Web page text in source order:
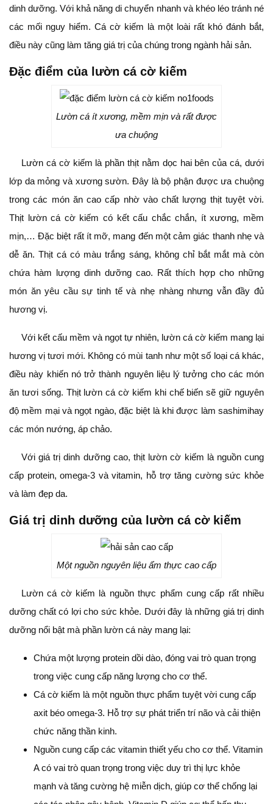
dinh dưỡng. Với khả năng di chuyển nhanh và khéo léo tránh né
các mối nguy hiểm. Cá cờ kiếm là một loài rất khó đánh bắt,
điều này cũng làm tăng giá trị của chúng trong ngành hải sản.
Đặc điểm của lườn cá cờ kiếm
Lườn cá ít xương, mềm mịn và rất được
ưa chuộng
Lườn cá cờ kiếm là phần thịt nằm dọc hai bên của cá, dưới
lớp da mỏng và xương sườn. Đây là bộ phận được ưa chuộng
trong các món ăn cao cấp nhờ vào chất lượng thịt tuyệt vời.
Thịt lườn cá cờ kiếm có kết cấu chắc chắn, ít xương, mềm
mịn,… Đặc biệt rất ít mỡ, mang đến một cảm giác thanh nhẹ và
dễ ăn. Thịt cá có màu trắng sáng, không chỉ bắt mắt mà còn
chứa hàm lượng dinh dưỡng cao. Rất thích hợp cho những
món ăn yêu cầu sự tinh tế và nhẹ nhàng nhưng vẫn đầy đủ
hương vị.
Với kết cấu mềm và ngọt tự nhiên, lườn cá cờ kiếm mang lại
hương vị tươi mới. Không có mùi tanh như một số loại cá khác,
điều này khiến nó trở thành nguyên liệu lý tưởng cho các món
ăn tươi sống. Thịt lườn cá cờ kiếm khi chế biến sẽ giữ nguyên
độ mềm mại và ngọt ngào, đặc biệt là khi được làm sashimihay
các món nướng, áp chảo.
Với giá trị dinh dưỡng cao, thịt lườn cờ kiếm là nguồn cung
cấp protein, omega-3 và vitamin, hỗ trợ tăng cường sức khỏe
và làm đẹp da.
Giá trị dinh dưỡng của lườn cá cờ kiếm
Một nguồn nguyên liệu ẩm thực cao cấp
Lườn cá cờ kiếm là nguồn thực phẩm cung cấp rất nhiều
dưỡng chất có lợi cho sức khỏe. Dưới đây là những giá trị dinh
dưỡng nổi bật mà phần lườn cá này mang lại:
Chứa một lượng protein dồi dào, đóng vai trò quan trọng
trong việc cung cấp năng lượng cho cơ thể.
Cá cờ kiếm là một nguồn thực phẩm tuyệt vời cung cấp
axit béo omega-3. Hỗ trợ sự phát triển trí não và cải thiện
chức năng thần kinh.
Nguồn cung cấp các vitamin thiết yếu cho cơ thể. Vitamin
A có vai trò quan trọng trong việc duy trì thị lực khỏe
mạnh và tăng cường hệ miễn dịch, giúp cơ thể chống lại